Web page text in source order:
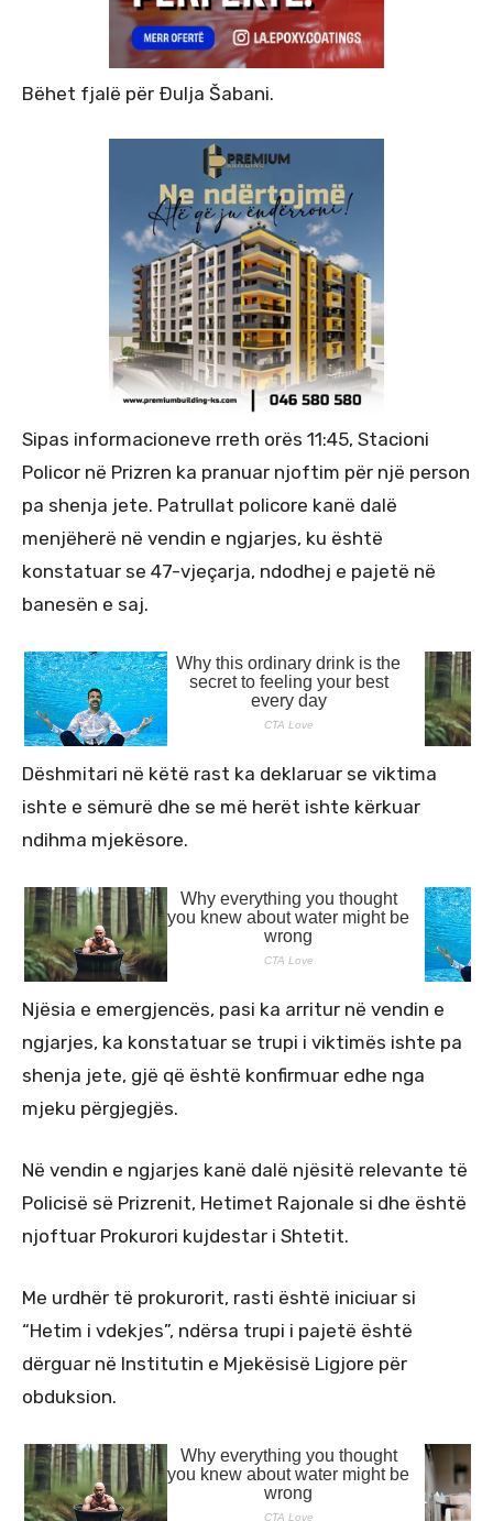
Bëhet fjalë për Ðulja Šabani.
Sipas informacioneve rreth orës 11:45, Stacioni
Policor në Prizren ka pranuar njoftim për një person
pa shenja jete. Patrullat policore kanë dalë
menjëherë në vendin e ngjarjes, ku është
konstatuar se 47-vjeçarja, ndodhej e pajetë në
banesën e saj.
Dëshmitari në këtë rast ka deklaruar se viktima
ishte e sëmurë dhe se më herët ishte kërkuar
ndihma mjekësore.
Njësia e emergjencës, pasi ka arritur në vendin e
ngjarjes, ka konstatuar se trupi i viktimës ishte pa
shenja jete, gjë që është konfirmuar edhe nga
mjeku përgjegjës.
Në vendin e ngjarjes kanë dalë njësitë relevante të
Policisë së Prizrenit, Hetimet Rajonale si dhe është
njoftuar Prokurori kujdestar i Shtetit.
Me urdhër të prokurorit, rasti është iniciuar si
“Hetim i vdekjes”, ndërsa trupi i pajetë është
dërguar në Institutin e Mjekësisë Ligjore për
obduksion.